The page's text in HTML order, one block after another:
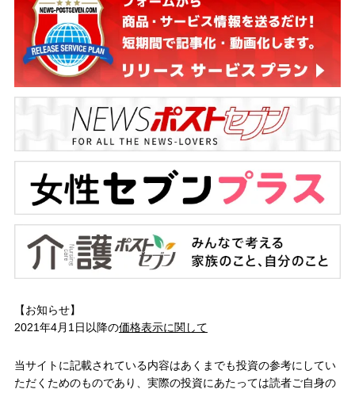
【お知らせ】
2021年4月1日以降の価格表示に関して
当サイトに記載されている内容はあくまでも投資の参考にしてい
ただくためのものであり、実際の投資にあたっては読者ご自身の